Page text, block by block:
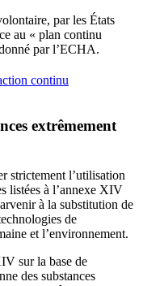
par les États
au « plan continu
par l’ECHA.
continu
extrêmement
strictement l’utilisation
listées à l’annexe XIV
à la substitution de
de
et l’environnement.
sur la base de
des substances